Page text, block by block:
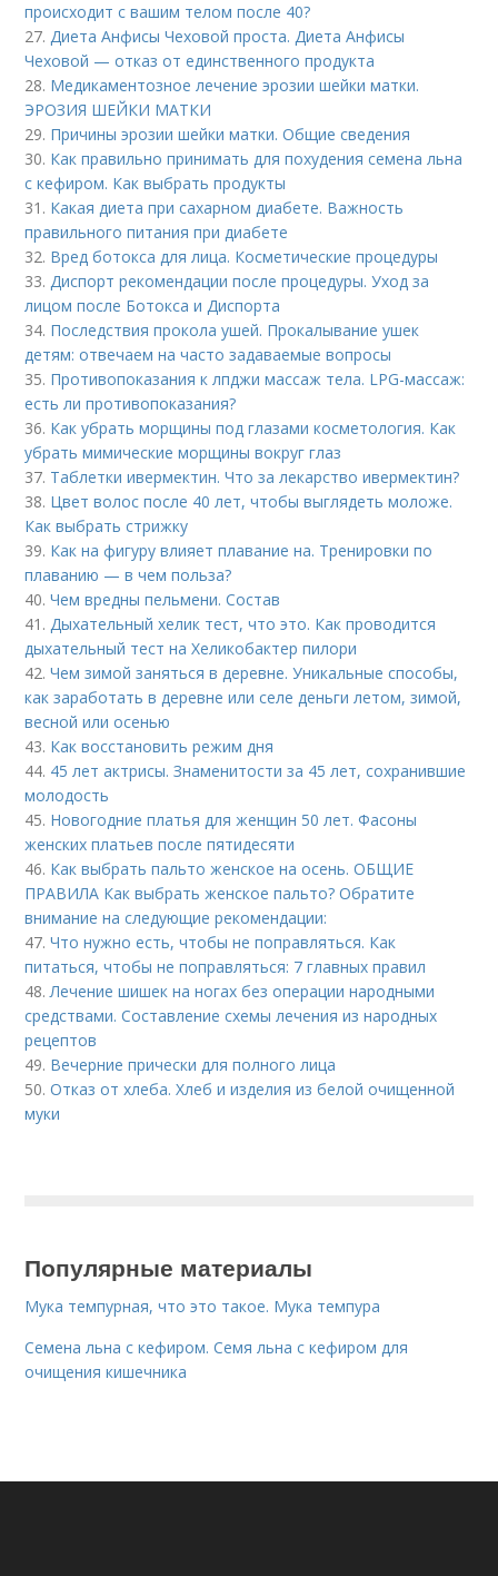
происходит с вашим телом после 40?
27.Диета Анфисы Чеховой проста. Диета Анфисы
Чеховой — отказ от единственного продукта
28. Медикаментозное лечение эрозии шейки матки.
ЭРОЗИЯ ШЕЙКИ МАТКИ
29. Причины эрозии шейки матки. Общие сведения
30. Как правильно принимать для похудения семена льна
с кефиром. Как выбрать продукты
31. Какая диета при сахарном диабете. Важность
правильного питания при диабете
32. Вред ботокса для лица. Косметические процедуры
33.Диспорт рекомендации после процедуры. Уход за
лицом после Ботокса и Диспорта
34. Последствия прокола ушей. Прокалывание ушек
детям: отвечаем на часто задаваемые вопросы
35. Противопоказания к лпджи массаж тела. LPG-массаж:
есть ли противопоказания?
36. Как убрать морщины под глазами косметология. Как
убрать мимические морщины вокруг глаз
37. Таблетки ивермектин. Что за лекарство ивермектин?
38. Цвет волос после 40 лет, чтобы выглядеть моложе.
Как выбрать стрижку
39. Как на фигуру влияет плавание на. Тренировки по
плаванию — в чем польза?
40.Чем вредны пельмени. Состав
41.Дыхательный хелик тест, что это. Как проводится
дыхательный тест на Хеликобактер пилори
42.Чем зимой заняться в деревне. Уникальные способы,
как заработать в деревне или селе деньги летом, зимой,
весной или осенью
43. Как восстановить режим дня
44. 45 лет актрисы. Знаменитости за 45 лет, сохранившие
молодость
45. Новогодние платья для женщин 50 лет. Фасоны
женских платьев после пятидесяти
46. Как выбрать пальто женское на осень. ОБЩИЕ
ПРАВИЛА Как выбрать женское пальто? Обратите
внимание на следующие рекомендации:
47.Что нужно есть, чтобы не поправляться. Как
питаться, чтобы не поправляться: 7 главных правил
48.Лечение шишек на ногах без операции народными
средствами. Составление схемы лечения из народных
рецептов
49. Вечерние прически для полного лица
50.Отказ от хлеба. Хлеб и изделия из белой очищенной
муки
Популярные материалы
Мука темпурная, что это такое. Мука темпура
Семена льна с кефиром. Семя льна с кефиром для
очищения кишечника